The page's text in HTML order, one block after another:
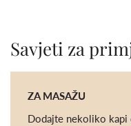
Savjeti za
ZA MASAŽU
Dodajte nekoliko kapi